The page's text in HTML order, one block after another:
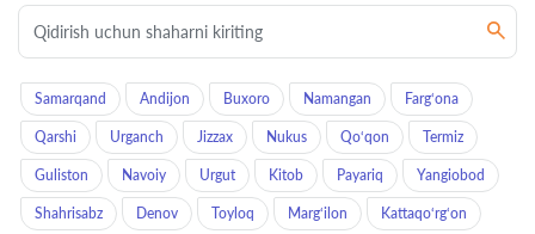
Samarqand Andijon Buxoro Namangan Farg‘ona
Qarshi Urganch Jizzax Nukus Qo‘qon Termiz
Guliston Navoiy Urgut Kitob Payariq Yangiobod
Shahrisabz Denov Toyloq Marg‘ilon Kattaqo‘rg‘on